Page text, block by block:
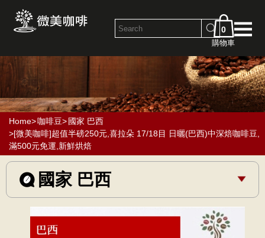
0
購物車
Home>咖啡豆>國家 巴西
>[微美咖啡]超值半磅250元,喜拉朵 17/18目 日曬(巴西)中深焙咖啡豆,
滿500元免運,新鮮烘焙
國家 巴西